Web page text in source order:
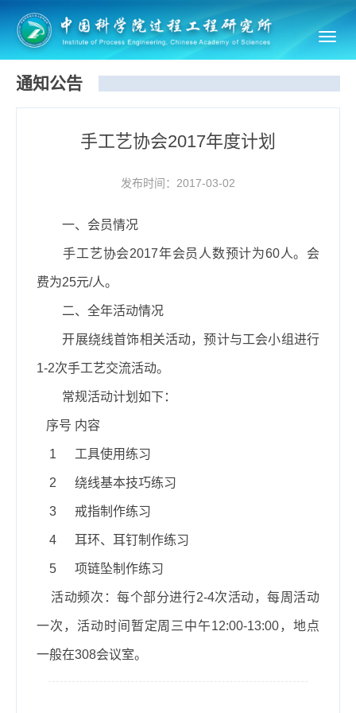
通知公告
手工艺协会2017年度计划
发布时间：2017-03-02
一、会员情况
手工艺协会2017年会员人数预计为60人。会
费为25元/人。
二、全年活动情况
开展绕线首饰相关活动，预计与工会小组进行
1-2次手工艺交流活动。
常规活动计划如下：
序号 内容
1 工具使用练习
2 绕线基本技巧练习
3 戒指制作练习
4 耳环、耳钉制作练习
5 项链坠制作练习
活动频次：每个部分进行2-4次活动，每周活动
一次，活动时间暂定周三中午12:00-13:00，地点
一般在308会议室。